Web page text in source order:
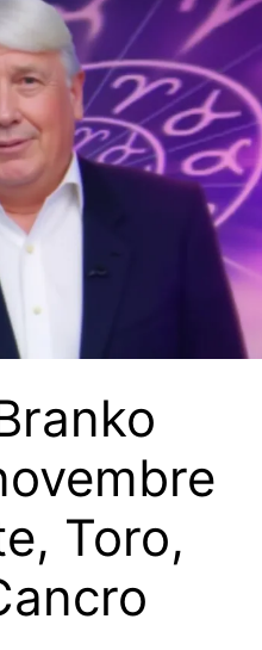
Toro,